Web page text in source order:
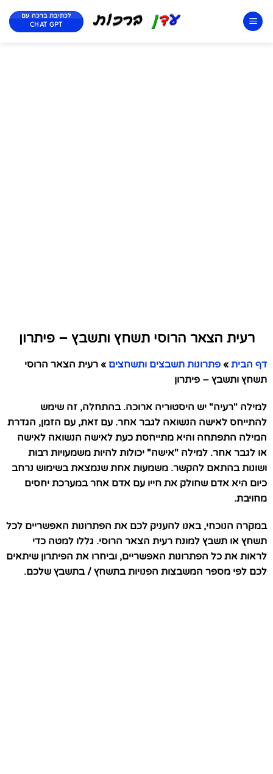
לכתיבת ברכה עם
CHAT GPT
רעית הצאר הרוסי תשחץ ותשבץ – פיתרון
דף הבית » פתרונות תשבצים ותשחצים » רעית הצאר הרוסי
תשחץ ותשבץ – פיתרון
למילה "רעיה" יש היסטוריה ארוכה. בהתחלה, זה שימש
להתייחס לאישה הנשואה לגבר אחר. עם זאת, עם הזמן, הגדרת
המילה התפתחה והיא מתייחסת כעת לאישה הנשואה לאישה
או לגבר אחר. למילה "אישה" יכולות להיות משמעויות רבות
ושונות בהתאם להקשר. משמעות אחת שנמצאת בשימוש נרחב
כיום היא אדם שחולק את חייו עם אדם אחר במערכת יחסים
מחויבת.
במקרה הנוכחי, באנו להעניק לכם את הפתרונות האפשריים לכל
תשחץ או תשבץ למונח רעית הצאר הרוסי. גללו למטה כדי
לראות את כל הפתרונות האפשריים, וביחרו את הפיתרון שיתאים
לכם לפי מספר המשבצות הפנויות בתשחץ / בתשבץ שלכם.